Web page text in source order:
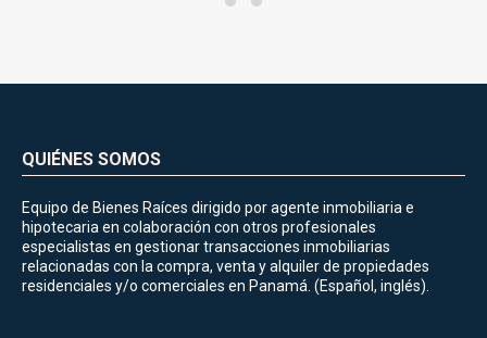
QUIÉNES SOMOS
Equipo de Bienes Raíces dirigido por agente inmobiliaria e
hipotecaria en colaboración con otros profesionales
especialistas en gestionar transacciones inmobiliarias
relacionadas con la compra, venta y alquiler de propiedades
residenciales y/o comerciales en Panamá. (Español, inglés).